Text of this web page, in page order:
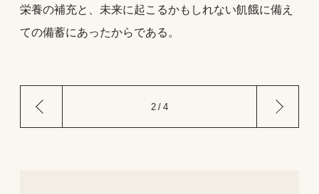
栄養の補充と、未来に起こるかもしれない飢餓に備え
ての備蓄にあったからである。
の
ペ
2 / 4
の
ペ